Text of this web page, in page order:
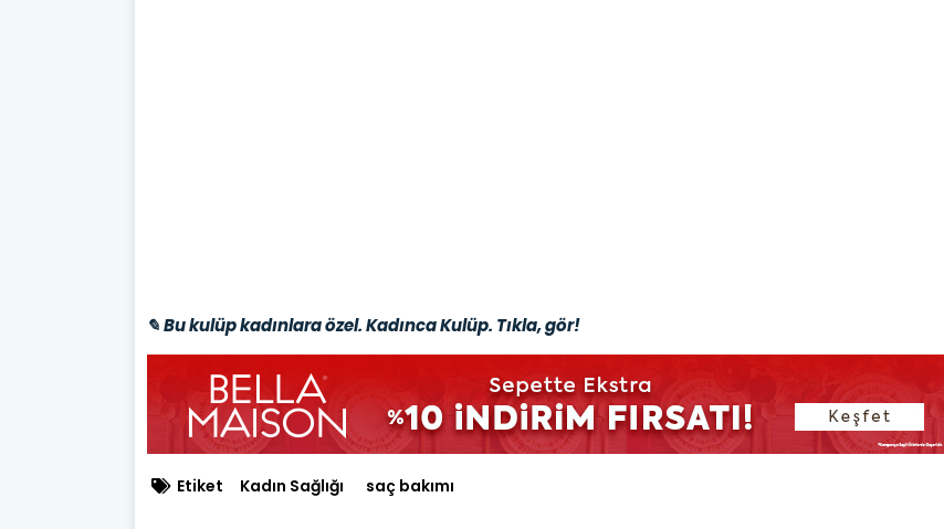
✎ Bu kulüp kadınlara özel. Kadınca Kulüp. Tıkla, gör!
Etiket Kadın Sağlığı saç bakımı